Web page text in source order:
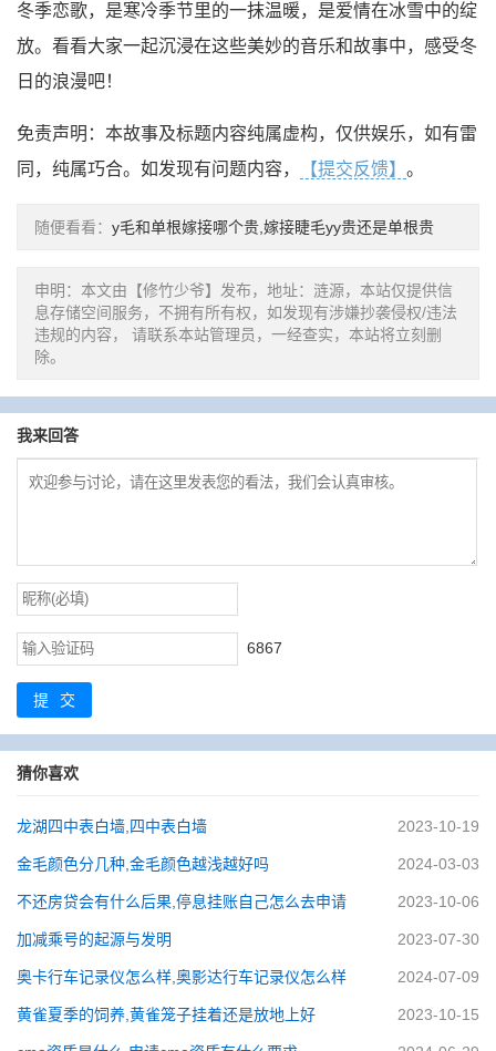
冬季恋歌，是寒冷季节里的一抹温暖，是爱情在冰雪中的绽
放。看看大家一起沉浸在这些美妙的音乐和故事中，感受冬
日的浪漫吧！
免责声明：本故事及标题内容纯属虚构，仅供娱乐，如有雷
同，纯属巧合。如发现有问题内容，
【提交反馈】 。
随便看看： y毛和单根嫁接哪个贵,嫁接睫毛yy贵还是单根贵
申明：本文由【修竹少爷】发布，地址：涟源，本站仅提供信
息存储空间服务，不拥有所有权，如发现有涉嫌抄袭侵权/违法
违规的内容， 请联系本站管理员，一经查实，本站将立刻删
除。
我来回答
6867
提交
猜你喜欢
龙湖四中表白墙,四中表白墙 2023-10-19
金毛颜色分几种,金毛颜色越浅越好吗 2024-03-03
不还房贷会有什么后果,停息挂账自己怎么去申请 2023-10-06
加减乘号的起源与发明 2023-07-30
奥卡行车记录仪怎么样,奥影达行车记录仪怎么样 2024-07-09
黄雀夏季的饲养,黄雀笼子挂着还是放地上好 2023-10-15